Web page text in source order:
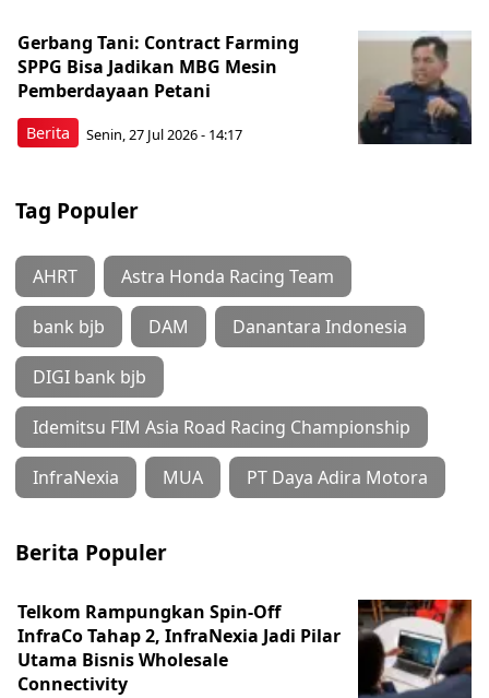
Berita
Gerbang Tani: Contract Farming
SPPG Bisa Jadikan MBG Mesin
Pemberdayaan Petani
Senin, 27 Jul 2026 - 14:17
Tag Populer
AHRT Astra Honda Racing Team
bank bjb DAM Danantara Indonesia
DIGI bank bjb
Idemitsu FIM Asia Road Racing Championship
InfraNexia MUA PT Daya Adira Motora
Berita Populer
Telkom Rampungkan Spin-Off
InfraCo Tahap 2, InfraNexia Jadi Pilar
Utama Bisnis Wholesale
Connectivity